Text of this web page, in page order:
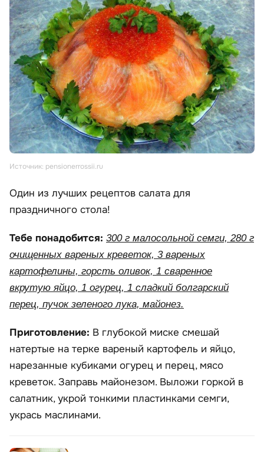
Источник: pensionerrossii.ru
Один из лучших рецептов салата для
праздничного стола!
Тебе понадобится: 300 г малосольной семги, 280 г
очищенных вареных креветок, 3 вареных
картофелины, горсть оливок, 1 сваренное
вкрутую яйцо, 1 огурец, 1 сладкий болгарский
перец, пучок зеленого лука, майонез.
Приготовление: В глубокой миске смешай
натертые на терке вареный картофель и яйцо,
нарезанные кубиками огурец и перец, мясо
креветок. Заправь майонезом. Выложи горкой в
салатник, укрой тонкими пластинками семги,
укрась маслинами.